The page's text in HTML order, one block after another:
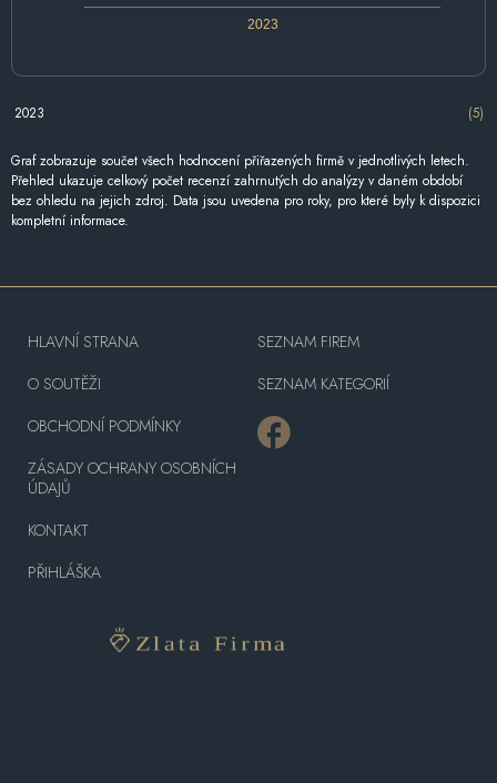
2023
2023 (5)
Graf zobrazuje součet všech hodnocení přiřazených firmě v jednotlivých letech.
Přehled ukazuje celkový počet recenzí zahrnutých do analýzy v daném období
bez ohledu na jejich zdroj. Data jsou uvedena pro roky, pro které byly k dispozici
kompletní informace.
HLAVNÍ STRANA
O SOUTĚŽI
OBCHODNÍ PODMÍNKY
ZÁSADY OCHRANY OSOBNÍCH
ÚDAJŮ
KONTAKT
PŘIHLÁŠKA
SEZNAM FIREM
SEZNAM KATEGORIÍ